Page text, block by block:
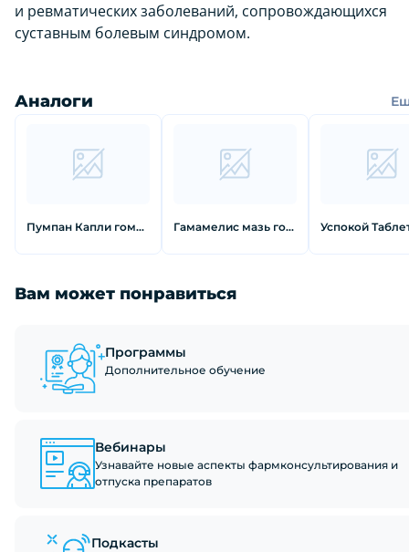
и ревматических заболеваний, сопровождающихся
суставным болевым синдромом.
Аналоги
Пумпан Капли гомеопатические 20 мл Гамамелис мазь гомеопатическая 30 г
Вам может понравиться
Программы
Дополнительное обучение
Вебинары
Узнавайте новые аспекты фармконсультирования и
отпуска препаратов
Подкасты